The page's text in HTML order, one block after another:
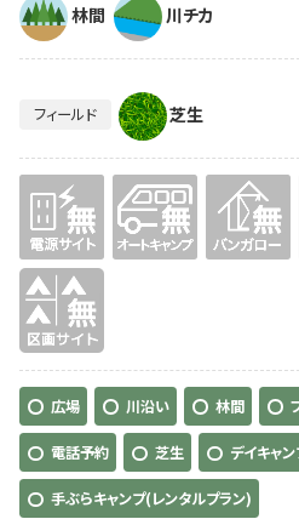
林間 川チカ
フィールド 芝生
無 無
無
広場 川沿い 林間
電話予約 芝生 デイキャン
手ぶらキャンプ(レンタルプラン)